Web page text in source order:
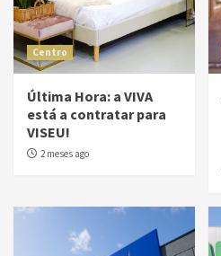
Centro
Última Hora: a VIVA
está a contratar para
VISEU!
2 meses ago